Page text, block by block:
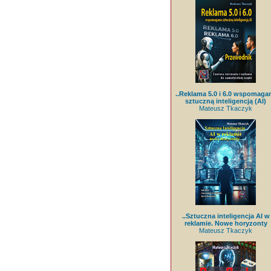
..Reklama 5.0 i 6.0
sztuczną inteligencją (AI)
Mateusz Tkaczyk
..Sztuczna inteligencja AI w
reklamie. Nowe horyzonty
Mateusz Tkaczyk